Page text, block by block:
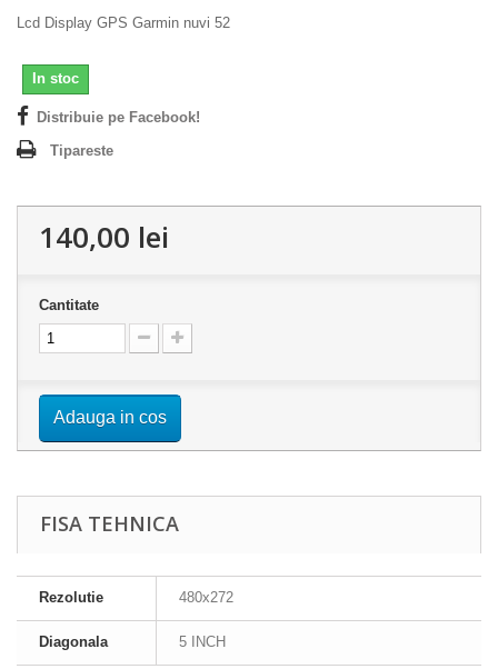
Lcd Display GPS Garmin nuvi 52
In stoc
Distribuie pe Facebook!
Tipareste
140,00 lei
Cantitate
Adauga in cos
FISA TEHNICA
Rezolutie 480x272
Diagonala 5 INCH